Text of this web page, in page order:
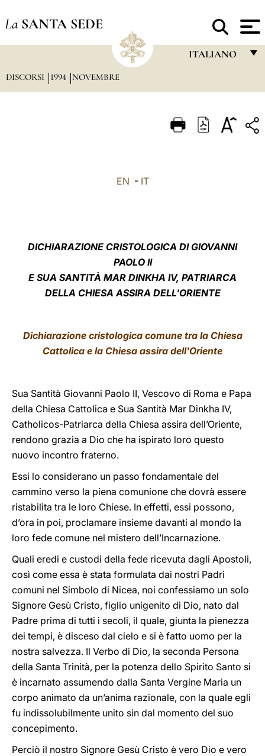
La SANTA SEDE
ITALIANO
ITALIANO
LATINE
DISCORSI 1994 NOVEMBRE
EN - IT
DICHIARAZIONE CRISTOLOGICA DI GIOVANNI
PAOLO II
E SUA SANTITÀ MAR DINKHA IV, PATRIARCA
DELLA CHIESA ASSIRA DELL'ORIENTE
Dichiarazione cristologica comune tra la Chiesa
Cattolica e la Chiesa assira dell'Oriente
Sua Santità Giovanni Paolo II, Vescovo di Roma e Papa
della Chiesa Cattolica e Sua Santità Mar Dinkha IV,
Catholicos-Patriarca della Chiesa assira dell’Oriente,
rendono grazia a Dio che ha ispirato loro questo
nuovo incontro fraterno.
Essi lo considerano un passo fondamentale del
cammino verso la piena comunione che dovrà essere
ristabilita tra le loro Chiese. In effetti, essi possono,
d’ora in poi, proclamare insieme davanti al mondo la
loro fede comune nel mistero dell’Incarnazione.
Quali eredi e custodi della fede ricevuta dagli Apostoli,
così come essa è stata formulata dai nostri Padri
comuni nel Simbolo di Nicea, noi confessiamo un solo
Signore Gesù Cristo, figlio unigenito di Dio, nato dal
Padre prima di tutti i secoli, il quale, giunta la pienezza
dei tempi, è disceso dal cielo e si è fatto uomo per la
nostra salvezza. Il Verbo di Dio, la seconda Persona
della Santa Trinità, per la potenza dello Spirito Santo si
è incarnato assumendo dalla Santa Vergine Maria un
corpo animato da un’anima razionale, con la quale egli
fu indissolubilmente unito sin dal momento del suo
concepimento.
Perciò il nostro Signore Gesù Cristo è vero Dio e vero